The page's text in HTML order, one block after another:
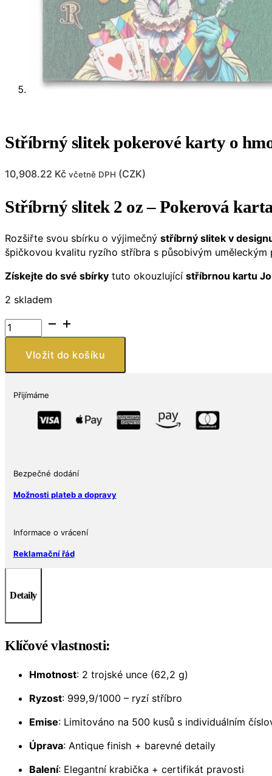
Stříbrný slitek pokerové karty o
10,908.22 Kč včetně DPH (CZK)
Stříbrný slitek 2 oz – Pokerová
Rozšiřte svou sbírku o výjimečný stříbrný slitek v
špičkovou kvalitu ryzího stříbra s působivým
Získejte do své sbírky tuto okouzlující stříbrnou kartu
2 skladem
Stříbrný
slitek
pokerové
hmotnosti
certifikátem
Vložit do košíku
Přijímáme
Bezpečné dodání
Možnosti plateb a dopravy
Informace o vrácení
Reklamační řád
Detaily
Klíčové vlastnosti:
Hmotnost: 2 trojské unce (62,2 g)
Ryzost: 999,9/1000 – ryzí stříbro
Emise: Limitováno na 500 kusů s individuálním
Úprava: Antique finish + barevné detaily
Balení: Elegantní krabička + certifikát pravosti